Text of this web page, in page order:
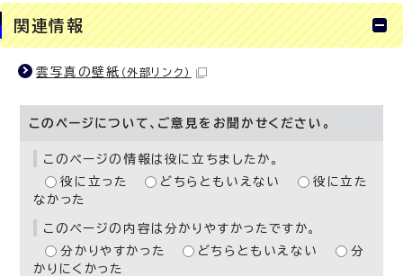
関連情報
雲写真の壁紙 （外部リンク）
このページについて、ご意見をお聞かせください。
このページの情報は役に立ちましたか。
役に立った
どちらともいえない
役に立た
なかった
このページの内容は分かりやすかったですか。
分かりやすかった
どちらともいえない
分
かりにくかった